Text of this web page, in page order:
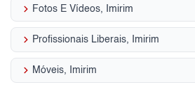
keyboard_arrow_right Fotos E Vídeos, Imirim
keyboard_arrow_right Profissionais Liberais, Imirim
keyboard_arrow_right Móveis, Imirim